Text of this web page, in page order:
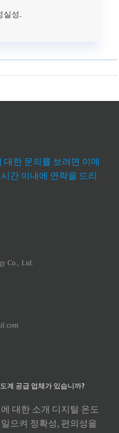
실성.
대한 문의를 보려면 이메
간 이내에 연락을 드리
Co., Ltd.
계 공급 업체가 있습니까?
대한 소개 디지털 온도
으켜 정확성, 편의성을